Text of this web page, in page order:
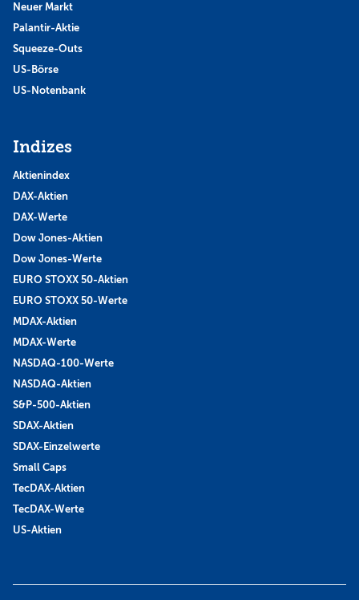
Neuer Markt
Palantir-Aktie
Squeeze-Outs
US-Börse
US-Notenbank
Indizes
Aktienindex
DAX-Aktien
DAX-Werte
Dow Jones-Aktien
Dow Jones-Werte
EURO STOXX 50-Aktien
EURO STOXX 50-Werte
MDAX-Aktien
MDAX-Werte
NASDAQ-100-Werte
NASDAQ-Aktien
S&P-500-Aktien
SDAX-Aktien
SDAX-Einzelwerte
Small Caps
TecDAX-Aktien
TecDAX-Werte
US-Aktien